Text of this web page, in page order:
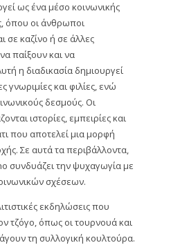
ως ένα μέσο κοινωνικής
όπου οι άνθρωποι
σε καζίνο ή σε άλλες
παίξουν και να
η διαδικασία δημιουργεί
γνωριμίες και φιλίες, ενώ
δεσμούς. Οι
ιστορίες, εμπειρίες και
που αποτελεί μια μορφή
Σε αυτά τα περιβάλλοντα,
συνδυάζει την ψυχαγωγία με
σχέσεων.
εκδηλώσεις που
τζόγο, όπως οι τουρνουά και
τη συλλογική κουλτούρα.